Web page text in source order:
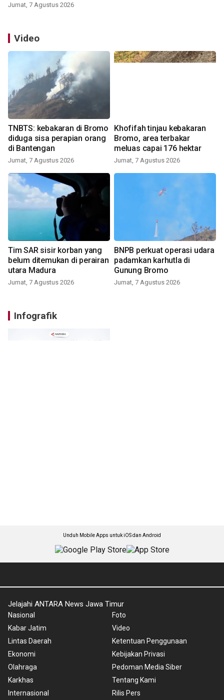
Jumat, 7 Agustus 2026
Video
TNBTS: kebakaran di Bromo
diduga sisa perapian orang
di Bantengan
Jumat, 7 Agustus 2026
Khofifah tinjau kebakaran
Bromo, area terbakar
meluas capai 176 hektar
Jumat, 7 Agustus 2026
Tim SAR sisir korban yang
belum ditemukan di perairan
utara Madura
Jumat, 7 Agustus 2026
BNPB perkuat operasi udara
padamkan karhutla di
Gunung Bromo
Jumat, 7 Agustus 2026
Infografik
Unduh Mobile Apps untuk iOS dan Android
Jelajahi ANTARA News Jawa Timur
Nasional
Kabar Jatim
Lintas Daerah
Ekonomi
Olahraga
Karkhas
Internasional
Foto
Video
Ketentuan Penggunaan
Kebijakan Privasi
Pedoman Media Siber
Tentang Kami
Rilis Pers